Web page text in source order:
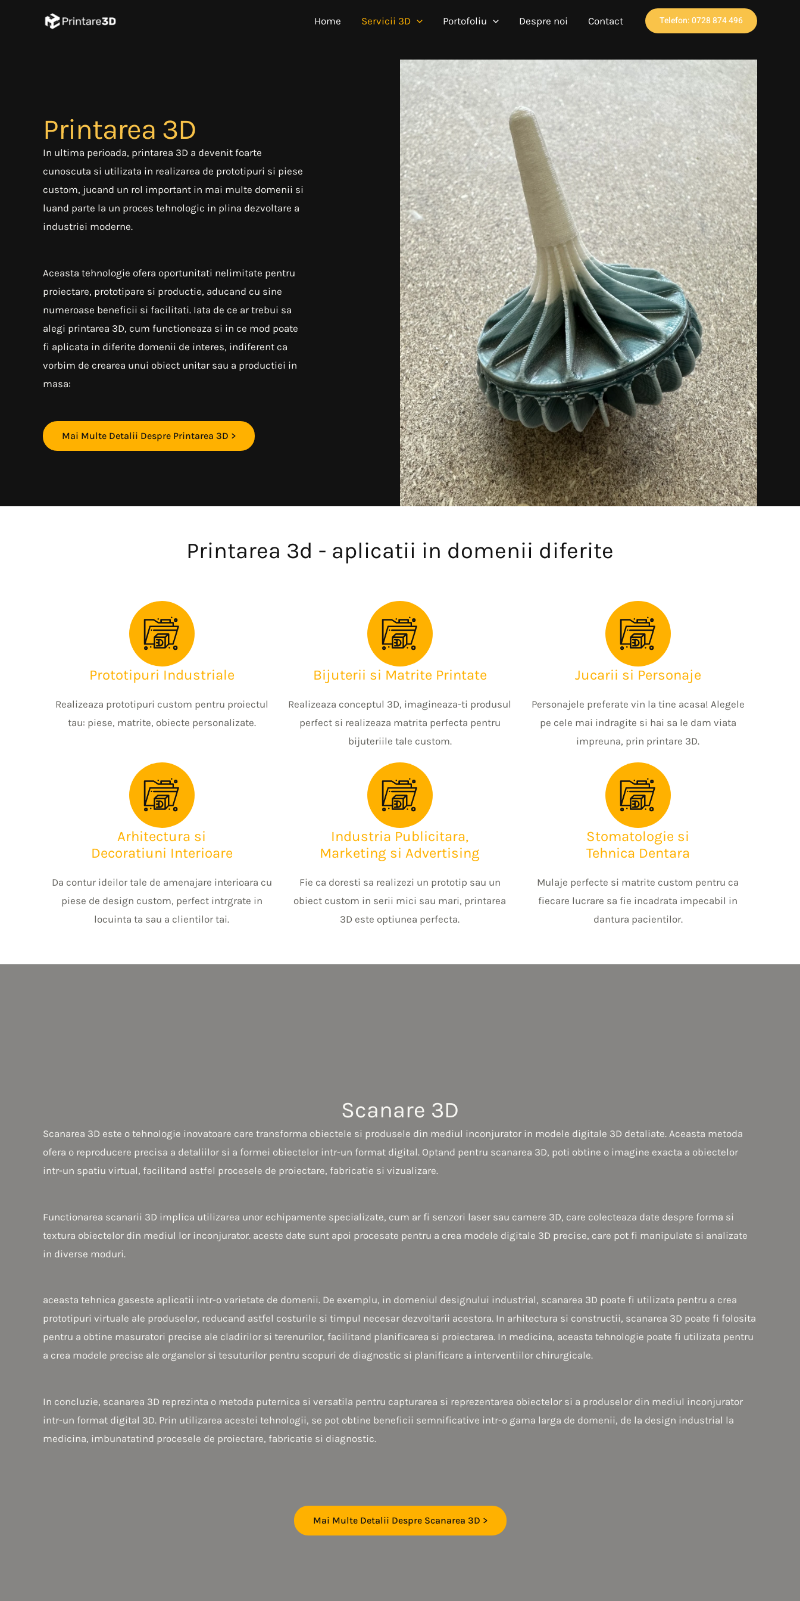
Home Servicii 3D Portofoliu Despre noi Contact Telefon: 0728 874 496
Printarea 3D
In ultima perioada, printarea 3D a devenit foarte
cunoscuta si utilizata in realizarea de prototipuri si piese
custom, jucand un rol important in mai multe domenii si
luand parte la un proces tehnologic in plina dezvoltare a
industriei moderne.
Aceasta tehnologie ofera oportunitati nelimitate pentru
proiectare, prototipare si productie, aducand cu sine
numeroase beneficii si facilitati. Iata de ce ar trebui sa
alegi printarea 3D, cum functioneaza si in ce mod poate
fi aplicata in diferite domenii de interes, indiferent ca
vorbim de crearea unui obiect unitar sau a productiei in
masa:
Mai Multe Detalii Despre Printarea 3D >
Printarea 3d - aplicatii in domenii diferite​
Prototipuri Industriale
Realizeaza prototipuri custom pentru proiectul
tau: piese, matrite, obiecte personalizate.
Bijuterii si Matrite Printate
Realizeaza conceptul 3D, imagineaza-ti produsul
perfect si realizeaza matrita perfecta pentru
bijuteriile tale custom.
Jucarii si Personaje
Personajele preferate vin la tine acasa! Alegele
pe cele mai indragite si hai sa le dam viata
impreuna, prin printare 3D.
Arhitectura si
Decoratiuni Interioare
Da contur ideilor tale de amenajare interioara cu
piese de design custom, perfect intrgrate in
locuinta ta sau a clientilor tai.
Industria Publicitara,
Marketing si Advertising
Fie ca doresti sa realizezi un prototip sau un
obiect custom in serii mici sau mari, printarea
3D este optiunea perfecta.
Stomatologie si
Tehnica Dentara
Mulaje perfecte si matrite custom pentru ca
fiecare lucrare sa fie incadrata impecabil in
dantura pacientilor.
Scanare 3D
Scanarea 3D este o tehnologie inovatoare care transforma obiectele si produsele din mediul inconjurator in modele digitale 3D detaliate. Aceasta metoda
ofera o reproducere precisa a detaliilor si a formei obiectelor intr-un format digital. Optand pentru scanarea 3D, poti obtine o imagine exacta a obiectelor
intr-un spatiu virtual, facilitand astfel procesele de proiectare, fabricatie si vizualizare.
Functionarea scanarii 3D implica utilizarea unor echipamente specializate, cum ar fi senzori laser sau camere 3D, care colecteaza date despre forma si
textura obiectelor din mediul lor inconjurator. aceste date sunt apoi procesate pentru a crea modele digitale 3D precise, care pot fi manipulate si analizate
in diverse moduri.
aceasta tehnica gaseste aplicatii intr-o varietate de domenii. De exemplu, in domeniul designului industrial, scanarea 3D poate fi utilizata pentru a crea
prototipuri virtuale ale produselor, reducand astfel costurile si timpul necesar dezvoltarii acestora. In arhitectura si constructii, scanarea 3D poate fi folosita
pentru a obtine masuratori precise ale cladirilor si terenurilor, facilitand planificarea si proiectarea. In medicina, aceasta tehnologie poate fi utilizata pentru
a crea modele precise ale organelor si tesuturilor pentru scopuri de diagnostic si planificare a interventiilor chirurgicale.
In concluzie, scanarea 3D reprezinta o metoda puternica si versatila pentru capturarea si reprezentarea obiectelor si a produselor din mediul inconjurator
intr-un format digital 3D. Prin utilizarea acestei tehnologii, se pot obtine beneficii semnificative intr-o gama larga de domenii, de la design industrial la
medicina, imbunatatind procesele de proiectare, fabricatie si diagnostic.
Mai Multe Detalii Despre Scanarea 3D >